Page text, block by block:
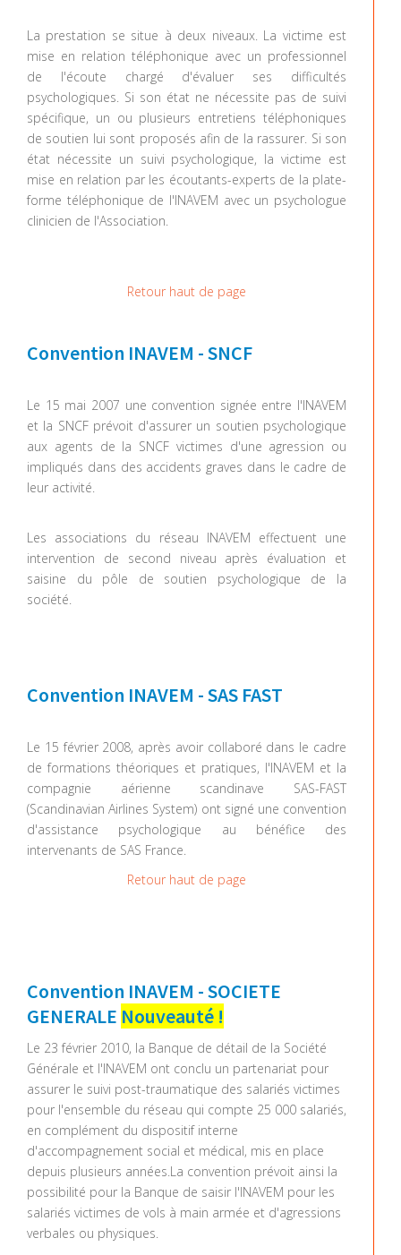
La prestation se situe à deux niveaux. La victime est
mise en relation téléphonique avec un professionnel
de l'écoute chargé d'évaluer ses difficultés
psychologiques. Si son état ne nécessite pas de suivi
spécifique, un ou plusieurs entretiens téléphoniques
de soutien lui sont proposés afin de la rassurer. Si son
état nécessite un suivi psychologique, la victime est
mise en relation par les écoutants-experts de la plate-
forme téléphonique de l'INAVEM avec un psychologue
clinicien de l'Association.
Retour haut de page
Convention INAVEM - SNCF
Le 15 mai 2007 une convention signée entre l'INAVEM
et la SNCF prévoit d'assurer un soutien psychologique
aux agents de la SNCF victimes d'une agression ou
impliqués dans des accidents graves dans le cadre de
leur activité.
Les associations du réseau INAVEM effectuent une
intervention de second niveau après évaluation et
saisine du pôle de soutien psychologique de la
société.
Convention INAVEM - SAS FAST
Le 15 février 2008, après avoir collaboré dans le cadre
de formations théoriques et pratiques, l'INAVEM et la
compagnie aérienne scandinave SAS-FAST
(Scandinavian Airlines System) ont signé une convention
d'assistance psychologique au bénéfice des
intervenants de SAS France.
Retour haut de page
Convention INAVEM - SOCIETE
GENERALE Nouveauté !
Le 23 février 2010, la Banque de détail de la Société
Générale et l'INAVEM ont conclu un partenariat pour
assurer le suivi post-traumatique des salariés victimes
pour l'ensemble du réseau qui compte 25 000 salariés,
en complément du dispositif interne
d'accompagnement social et médical, mis en place
depuis plusieurs années.La convention prévoit ainsi la
possibilité pour la Banque de saisir l'INAVEM pour les
salariés victimes de vols à main armée et d'agressions
verbales ou physiques.